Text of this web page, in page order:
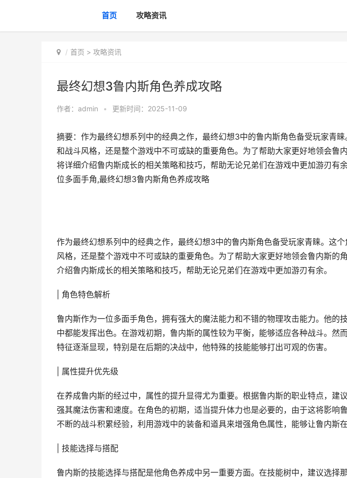
首页 攻略资讯
首页 > 攻略资讯
最终幻想3鲁内斯角色养成攻略
作者： admin • 更新时间：2025-11-09
摘要：作为最终幻想系列中的经典之作，最终幻想3中的鲁内斯角色备受玩家青
和战斗风格，还是整个游戏中不可或缺的重要角色。为了帮助大家更好地领会鲁
将详细介绍鲁内斯成长的相关策略和技巧，帮助无论兄弟们在游戏中更加游刃有
位多面手角,最终幻想3鲁内斯角色养成攻略
作为最终幻想系列中的经典之作，最终幻想3中的鲁内斯角色备受玩家青睐。这
风格，还是整个游戏中不可或缺的重要角色。为了帮助大家更好地领会鲁内斯的
介绍鲁内斯成长的相关策略和技巧，帮助无论兄弟们在游戏中更加游刃有余。
| 角色特色解析
鲁内斯作为一位多面手角色，拥有强大的魔法能力和不错的物理攻击能力。他的
中都能发挥出色。在游戏初期，鲁内斯的属性较为平衡，能够适应各种战斗。然
特征逐渐显现，特别是在后期的决战中，他特殊的技能能够打出可观的伤害。
| 属性提升优先级
在养成鲁内斯的经过中，属性的提升显得尤为重要。根据鲁内斯的职业特点，建
强其魔法伤害和速度。在角色的初期，适当提升体力也是必要的，由于这将影响
不断的战斗积累经验，利用游戏中的装备和道具来增强角色属性，能够让鲁内斯
| 技能选择与搭配
鲁内斯的技能选择与搭配是他角色养成中另一重要方面。在技能树中，建议选择